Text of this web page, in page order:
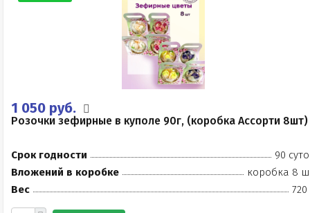
1 050 руб.
Розочки зефирные в куполе 90г, (коробка Ассорти 8шт)
Срок годности
90
Вложений в коробке
коробка 8
Вес
720